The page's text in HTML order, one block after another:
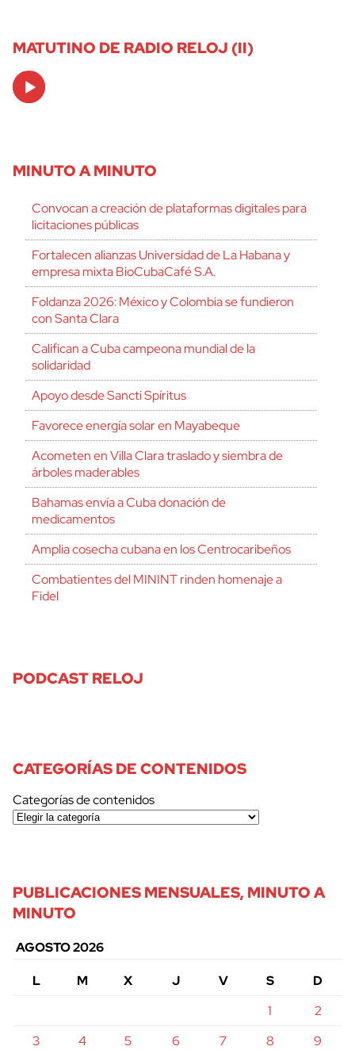
MATUTINO DE RADIO RELOJ (II)
Audio
Player
MINUTO A MINUTO
Convocan a creación de plataformas digitales para
licitaciones públicas
Fortalecen alianzas Universidad de La Habana y
empresa mixta BioCubaCafé S.A.
Foldanza 2026: México y Colombia se fundieron
con Santa Clara
Califican a Cuba campeona mundial de la
solidaridad
Apoyo desde Sancti Spíritus
Favorece energía solar en Mayabeque
Acometen en Villa Clara traslado y siembra de
árboles maderables
Bahamas envía a Cuba donación de
medicamentos
Amplia cosecha cubana en los Centrocaribeños
Combatientes del MININT rinden homenaje a
Fidel
PODCAST RELOJ
CATEGORÍAS DE CONTENIDOS
Categorías de contenidos
PUBLICACIONES MENSUALES, MINUTO A
MINUTO
AGOSTO 2026
L
M X J V S
D
1
2
3
4 5 6 7 8
9